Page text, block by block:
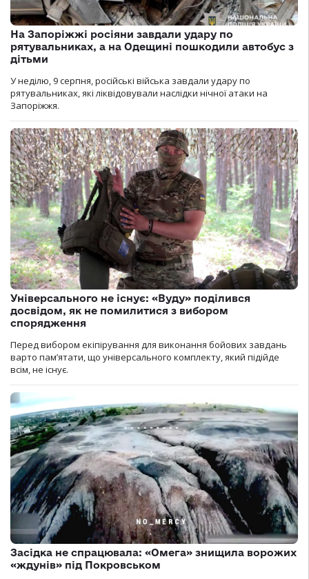
На Запоріжжі росіяни завдали удару по
рятувальниках, а на Одещині пошкодили автобус з
дітьми
У неділю, 9 серпня, російські війська завдали удару по
рятувальниках, які ліквідовували наслідки нічної атаки на
Запоріжжя.
Універсального не існує: «Вуду» поділився
досвідом, як не помилитися з вибором
спорядження
Перед вибором екіпірування для виконання бойових завдань
варто пам’ятати, що універсального комплекту, який підійде
всім, не існує.
Засідка не спрацювала: «Омега» знищила ворожих
«ждунів» під Покровськом